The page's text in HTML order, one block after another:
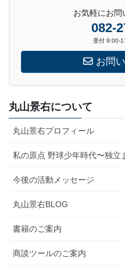
お気軽にお問
082-
受付 9:00-
お問
丸山景右について
丸山景右プロフィール
私の原点 野球少年時代〜独立
今後の活動メッセージ
丸山景右BLOG
書籍のご案内
商談ツールのご案内